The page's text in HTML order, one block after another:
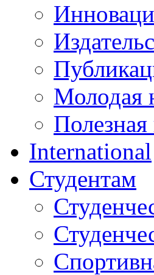
Молодая
International
Студентам